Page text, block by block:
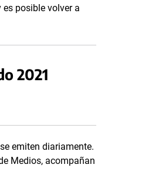
posible volver a
2021
emiten diariamente.
Medios, acompañan